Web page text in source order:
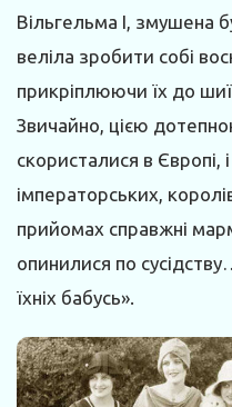
Вільгельма I, змушена
веліла зробити собі
прикріплюючи їх до
Звичайно, цією
скористалися в Європі,
імператорських,
прийомах справжні
опинилися по
їхніх бабусь».